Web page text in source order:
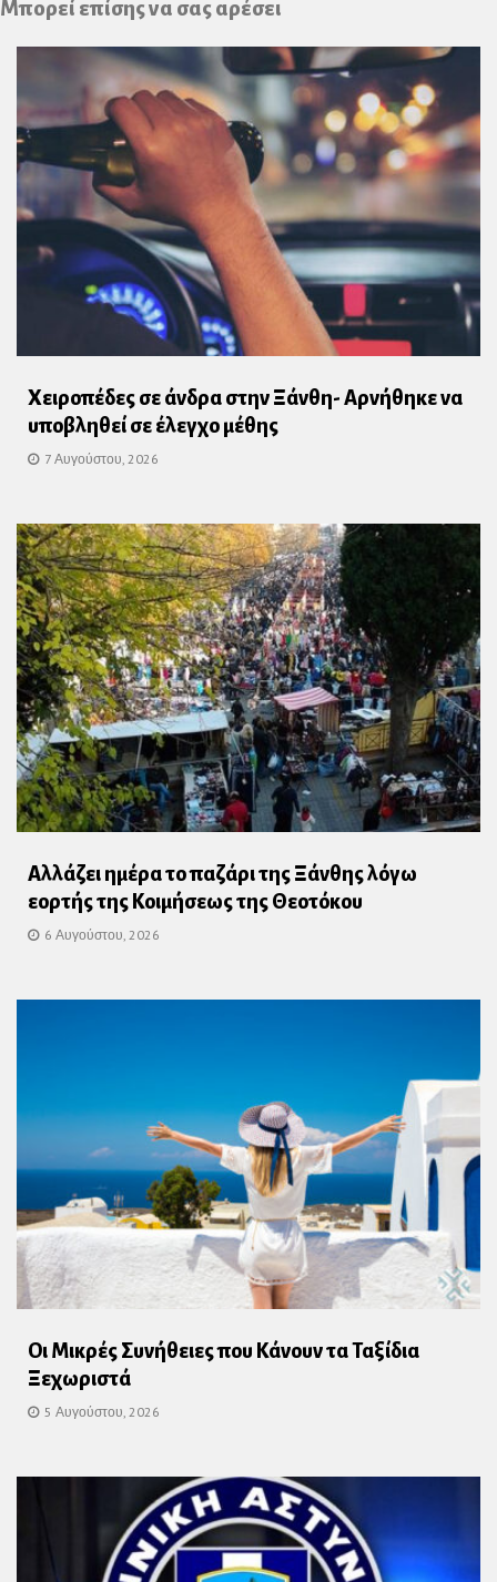
Μπορεί επίσης να σας αρέσει
Χειροπέδες σε άνδρα στην Ξάνθη- Αρνήθηκε να
υποβληθεί σε έλεγχο μέθης
7 Αυγούστου, 2026
Αλλάζει ημέρα το παζάρι της Ξάνθης λόγω
εορτής της Κοιμήσεως της Θεοτόκου
6 Αυγούστου, 2026
Οι Μικρές Συνήθειες που Κάνουν τα Ταξίδια
Ξεχωριστά
5 Αυγούστου, 2026